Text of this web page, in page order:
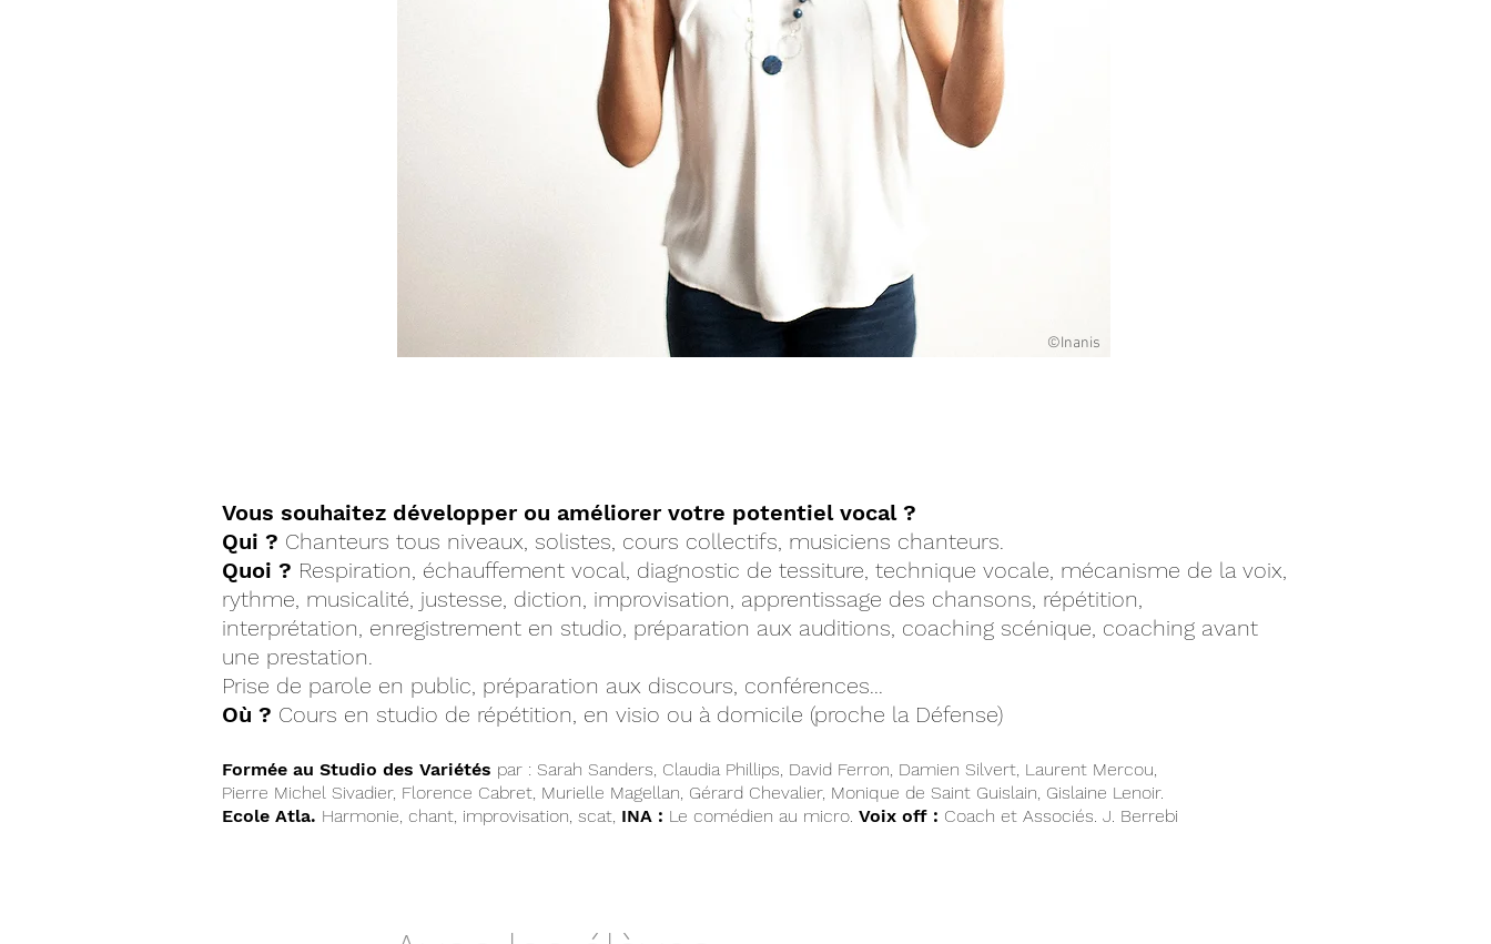
©Inanis
Vous souhaitez développer ou améliorer votre potentiel vocal ?
Qui ? Chanteurs tous niveaux, solistes, cours collectifs, musiciens chanteurs.
Quoi ? Respiration, échauffement vocal, diagnostic de tessiture, technique vocale, mécanisme de la voix,
rythme, musicalité, justesse, diction, improvisation, apprentissage des chansons, répétition,
interprétation, enregistrement en studio, préparation aux auditions, coaching scénique, coaching avant
une prestation.
Prise de parole en public, préparation aux discours, conférences...
Où ? Cours en studio de répétition, en visio ou à domicile (proche la Défense)
Formée au Studio des Variétés par : Sarah Sanders, Claudia Phillips, David Ferron, Damien Silvert, Laurent Mercou,
Pierre Michel Sivadier, Florence Cabret, Murielle Magellan, Gérard Chevalier, Monique de Saint Guislain, Gislaine Lenoir.
Ecole Atla. Harmonie, chant, improvisation, scat, INA : Le comédien au micro. Voix off : Coach et Associés. J. Berrebi